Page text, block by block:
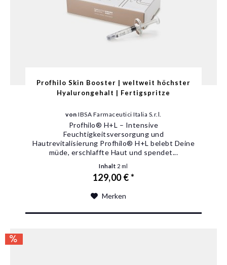
Profhilo Skin Booster | weltweit höchster
Hyalurongehalt | Fertigspritze
vonIBSA Farmaceutici Italia S.r.l.
Profhilo® H+L – Intensive
Feuchtigkeitsversorgung und
Hautrevitalisierung Profhilo® H+L belebt Deine
müde, erschlaffte Haut und spendet...
Inhalt 2 ml
129,00 € *
Merken